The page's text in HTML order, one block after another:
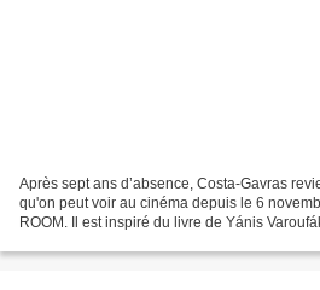
Après sept ans d’absence, Costa-Gavras
qu'on peut voir au cinéma depuis le 6
ROOM. Il est inspiré du livre de Yánis